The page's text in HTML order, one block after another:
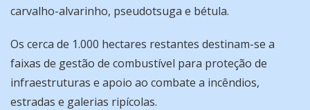
carvalho-alvarinho, pseudotsuga e bétula.
Os cerca de 1.000 hectares restantes destinam-se a
faixas de gestão de combustível para proteção de
infraestruturas e apoio ao combate a incêndios,
estradas e galerias ripícolas.